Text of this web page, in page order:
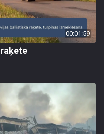
00:01:59